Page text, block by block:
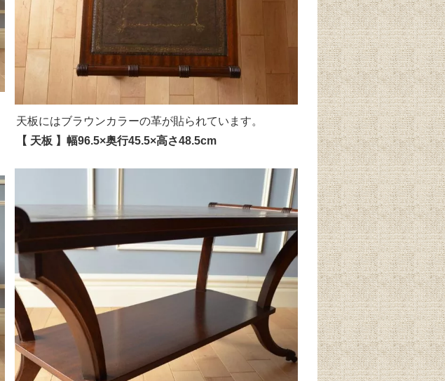
天板にはブラウンカラーの革が貼られています。
【 天板 】幅96.5×奥行45.5×高さ48.5cm